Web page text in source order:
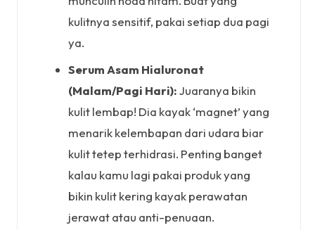
kulitnya sensitif, pakai setiap dua pagi
ya.
Serum Asam Hialuronat
(Malam/Pagi Hari):Juaranya bikin
kulit lembap! Dia kayak ‘magnet’ yang
menarik kelembapan dari udara biar
kulit tetep terhidrasi. Penting banget
kalau kamu lagi pakai produk yang
bikin kulit kering kayak perawatan
jerawat atau anti-penuaan.